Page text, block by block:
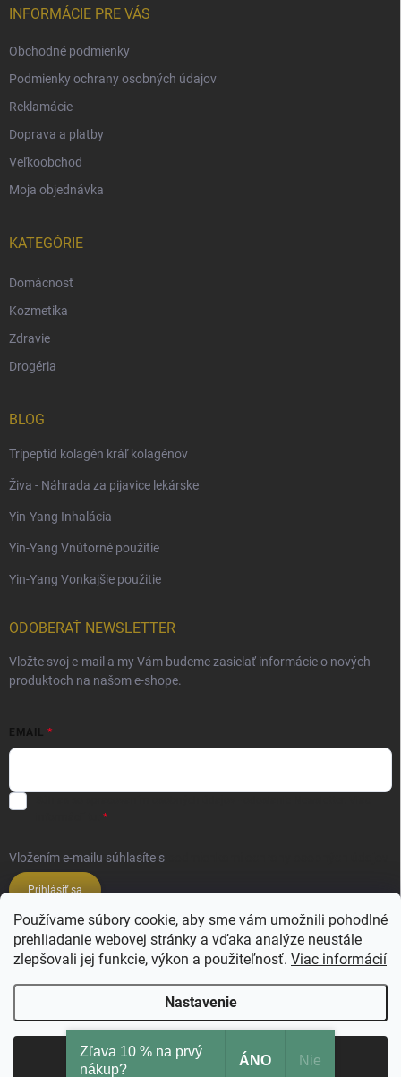
Používame súbory cookie, aby sme vám umožnili pohodlné
prehliadanie webovej stránky a vďaka analýze neustále
zlepšovali jej funkcie, výkon a použiteľnosť. Viac informácií
Nastavenie
Odmietnuť Súhlasím
INFORMÁCIE PRE VÁS
Obchodné podmienky
Podmienky ochrany osobných údajov
Reklamácie
Doprava a platby
Veľkoobchod
Moja objednávka
KATEGÓRIE
Domácnosť
Kozmetika
Zdravie
Drogéria
BLOG
Tripeptid kolagén kráľ kolagénov
Živa - Náhrada za pijavice lekárske
Yin-Yang Inhalácia
Yin-Yang Vnútorné použitie
Yin-Yang Vonkajšie použitie
ODOBERAŤ NEWSLETTER
Vložte svoj e-mail a my Vám budeme zasielať informácie o nových
produktoch na našom e-shope.
EMAIL
Vložením e-mailu súhlasíte s
Prihlásiť sa
Veľkoobchod ESSENZE LAVANDERIE
Veľkoobchod SALIMBENI PROFUMI ROMA
Copyright 2026Ajsi.sk. Všetky práva vyhradené.Upraviť nastavenie cookies
Zľava 10 % na prvý
nákup?
ÁNO Nie